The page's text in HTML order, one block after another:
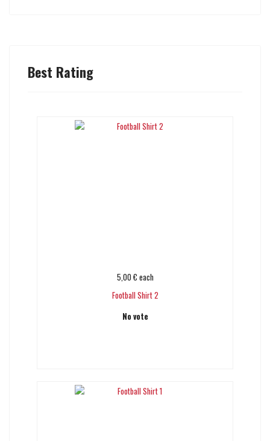
Best Rating
5,00 € each
Football Shirt 2
No vote